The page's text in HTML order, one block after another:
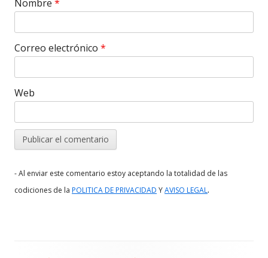
Nombre *
Correo electrónico *
Web
- Al enviar este comentario estoy aceptando la totalidad de las
codiciones de la POLITICA DE PRIVACIDAD YAVISO LEGAL.